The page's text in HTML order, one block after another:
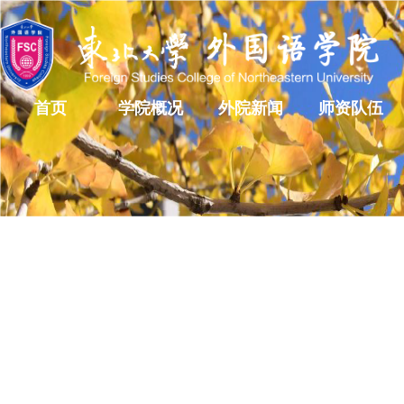
首页 学院概况 外院新闻 师资队伍